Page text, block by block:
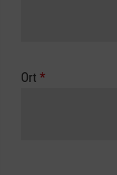
Ort *